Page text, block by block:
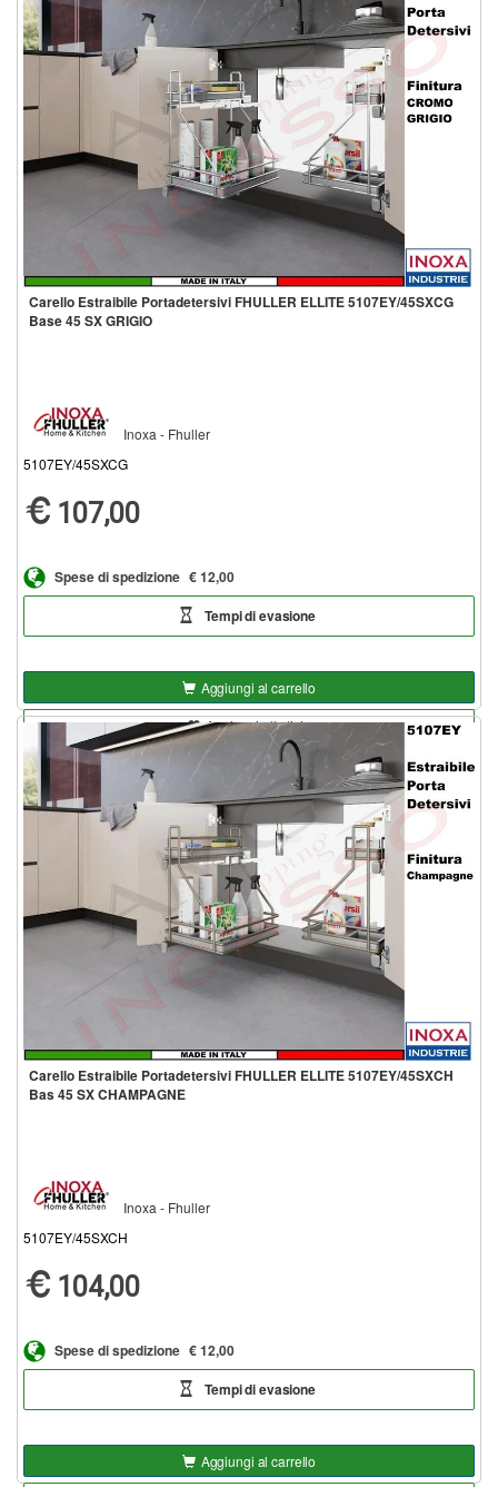
Carello Estraibile Portadetersivi FHULLER ELLITE 5107EY/45SXCG
Base 45 SX GRIGIO
Inoxa - Fhuller
5107EY/45SXCG
107,00
Spese di spedizione € 12,00
Tempi di evasione
Aggiungi al carrello
Aggiungi alla lista
Carello Estraibile Portadetersivi FHULLER ELLITE 5107EY/45SXCH
Bas 45 SX CHAMPAGNE
Inoxa - Fhuller
5107EY/45SXCH
104,00
Spese di spedizione € 12,00
Tempi di evasione
Aggiungi al carrello